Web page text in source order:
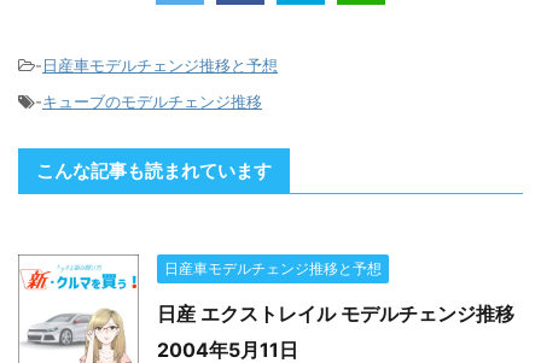
-日産車モデルチェンジ推移と予想
-キューブのモデルチェンジ推移
こんな記事も読まれています
日産車モデルチェンジ推移と予想
日産 エクストレイル モデルチェンジ推移
2004年5月11日